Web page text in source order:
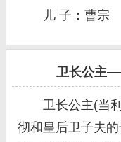
儿 子：曹宗
卫长公主——
卫长公主(当利
彻和皇后卫子夫